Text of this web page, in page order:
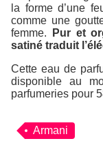
la forme d’une
comme une
femme.
Pur et
satiné traduit
Cette eau de
disponible au
parfumeries pour
Armani